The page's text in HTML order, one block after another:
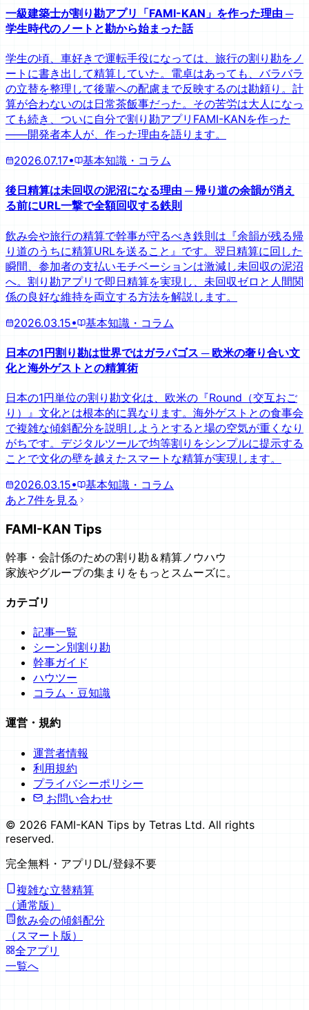
一級建築士が割り勘アプリ「FAMI-KAN」を作った理由 ─
学生時代のノートと勘から始まった話
学生の頃、車好きで運転手役になっては、旅行の割り勘をノ
ートに書き出して精算していた。電卓はあっても、バラバラ
の立替を整理して後輩への配慮まで反映するのは勘頼り。計
算が合わないのは日常茶飯事だった。その苦労は大人になっ
ても続き、ついに自分で割り勘アプリFAMI-KANを作った
——開発者本人が、作った理由を語ります。
2026.07.17• 基本知識・コラム
後日精算は未回収の泥沼になる理由 ─ 帰り道の余韻が消え
る前にURL一撃で全額回収する鉄則
飲み会や旅行の精算で幹事が守るべき鉄則は『余韻が残る帰
り道のうちに精算URLを送ること』です。翌日精算に回した
瞬間、参加者の支払いモチベーションは激減し未回収の泥沼
へ。割り勘アプリで即日精算を実現し、未回収ゼロと人間関
係の良好な維持を両立する方法を解説します。
2026.03.15• 基本知識・コラム
日本の1円割り勘は世界ではガラパゴス ─ 欧米の奢り合い文
化と海外ゲストとの精算術
日本の1円単位の割り勘文化は、欧米の『Round（交互おご
り）』文化とは根本的に異なります。海外ゲストとの食事会
で複雑な傾斜配分を説明しようとすると場の空気が重くなり
がちです。デジタルツールで均等割りをシンプルに提示する
ことで文化の壁を越えたスマートな精算が実現します。
2026.03.15•
基本知識・コラム
あと7件を見る
FAMI-KAN Tips
幹事・会計係のための割り勘＆精算ノウハウ
家族やグループの集まりをもっとスムーズに。
カテゴリ
記事一覧
シーン別割り勘
幹事ガイド
ハウツー
コラム・豆知識
運営・規約
運営者情報
利用規約
プライバシーポリシー
お問い合わせ
© 2026 FAMI-KAN Tips by Tetras Ltd. All rights
reserved.
完全無料 ・アプリDL/登録不要
複雑な立替精算
（通常版）
飲み会の傾斜配分
（スマート版）
全アプリ
一覧へ